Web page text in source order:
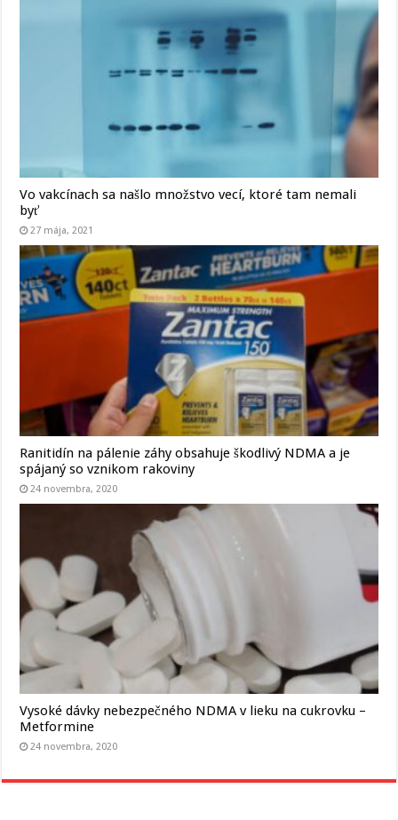
Vo vakcínach sa našlo množstvo vecí, ktoré tam nemali
byť
27 mája, 2021
Ranitidín na pálenie záhy obsahuje škodlivý NDMA a je
spájaný so vznikom rakoviny
24 novembra, 2020
Vysoké dávky nebezpečného NDMA v lieku na cukrovku –
Metformine
24 novembra, 2020